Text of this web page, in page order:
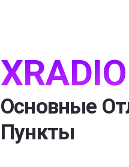
XRADIO
Основные
Пункты